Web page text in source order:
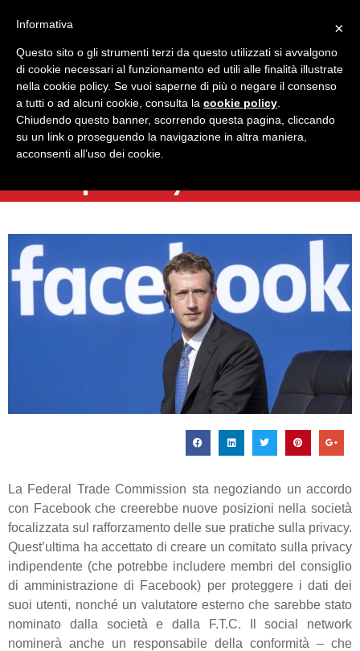
Torna indietro
Facebook e le questioni
La Federal Trade Commission sta negoziando un accordo
con Facebook che creerebbe nuove posizioni nella società
focalizzata sul rafforzamento delle sue pratiche sulla privacy.
Quest’ultima ha accettato di creare un comitato sulla privacy
indipendente (che potrebbe includere membri del consiglio
di amministrazione di Facebook) per proteggere i dati dei
suoi utenti, nonché un valutatore esterno che sarebbe stato
nominato dalla società e dalla F.T.C. Il social network
nominerà anche un responsabile della conformità – che
×
Informativa
Questo sito o gli strumenti terzi da questo utilizzati si avvalgono
di cookie necessari al funzionamento ed utili alle finalità illustrate
nella cookie policy. Se vuoi saperne di più o negare il consenso
a tutti o ad alcuni cookie, consulta la cookie policy.
Chiudendo questo banner, scorrendo questa pagina, cliccando
su un link o proseguendo la navigazione in altra maniera,
acconsenti all’uso dei cookie.